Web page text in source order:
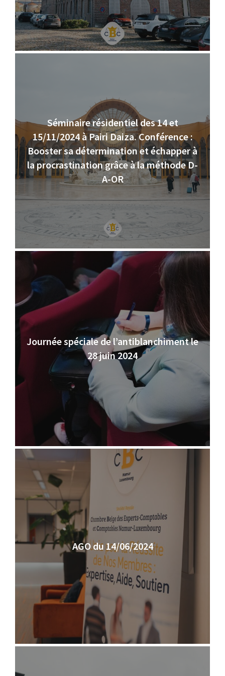
Séminaire résidentiel des 14 et
15/11/2024 à Pairi Daiza. Conférence :
Booster sa détermination et échapper à
la procrastination grâce à la méthode D-
A-OR
Journée spéciale de l’antiblanchiment le
28 juin 2024
AGO du 14/06/2024